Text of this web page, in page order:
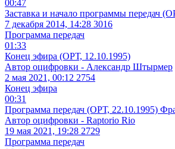
00:47
Заставка и начало программы передач
7 декабря 2014, 14:28 3016
Программа передач
01:33
Конец эфира (ОРТ, 12.10.1995)
Автор оцифровки - Александр Штырмер
2 мая 2021, 00:12 2754
Конец эфира
00:31
Программа передач (ОРТ, 22.10.1995)
Автор оцифровки - Raptorio Rio
19 мая 2021, 19:28 2729
Программа передач